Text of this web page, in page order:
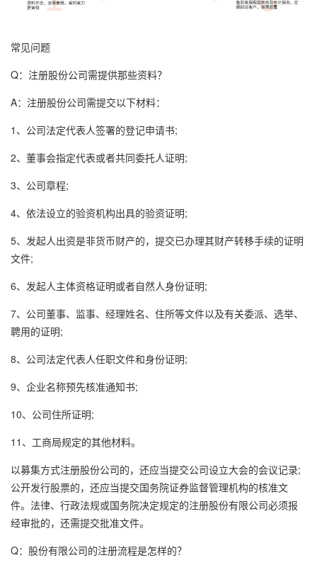
常见问题
Q：注册股份公司需提供那些资料？
A：注册股份公司需提交以下材料：
1、公司法定代表人签署的登记申请书;
2、董事会指定代表或者共同委托人证明;
3、公司章程;
4、依法设立的验资机构出具的验资证明;
5、发起人出资是非货币财产的，提交已办理其财产转移手续的证明
文件;
6、发起人主体资格证明或者自然人身份证明;
7、公司董事、监事、经理姓名、住所等文件以及有关委派、选举、
聘用的证明;
8、公司法定代表人任职文件和身份证明;
9、企业名称预先核准通知书;
10、公司住所证明;
11、工商局规定的其他材料。
以募集方式注册股份公司的，还应当提交公司设立大会的会议记录;
公开发行股票的，还应当提交国务院证券监督管理机构的核准文
件。法律、行政法规或国务院决定规定的注册股份有限公司必须报
经审批的，还需提交批准文件。
Q：股份有限公司的注册流程是怎样的？